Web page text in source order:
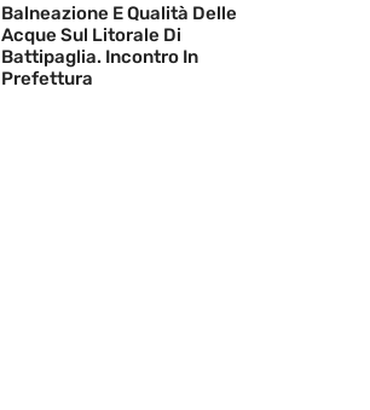
Balneazione E Qualità Delle
Acque Sul Litorale Di
Battipaglia. Incontro In
Prefettura